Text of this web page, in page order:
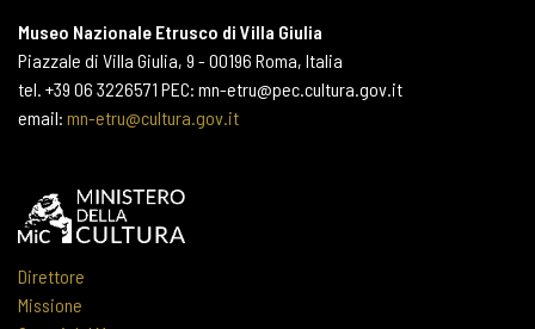
Museo Nazionale Etrusco di Villa Giulia
Piazzale di Villa Giulia, 9 - 00196 Roma, Italia
tel. +39 06 3226571 PEC: mn-etru@pec.cultura.gov.it
email: mn-etru@cultura.gov.it
Direttore
Missione